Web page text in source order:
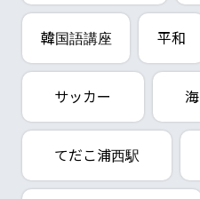
韓国語講座 平和
サッカー 海
てだこ浦西駅